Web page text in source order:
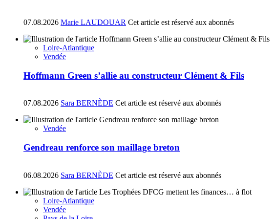
07.08.2026 Marie LAUDOUAR Cet article est réservé aux abonnés
Loire-Atlantique
Vendée
Hoffmann Green s’allie au constructeur Clément & Fils
07.08.2026 Sara BERNÈDE Cet article est réservé aux abonnés
Vendée
Gendreau renforce son maillage breton
06.08.2026 Sara BERNÈDE Cet article est réservé aux abonnés
Loire-Atlantique
Vendée